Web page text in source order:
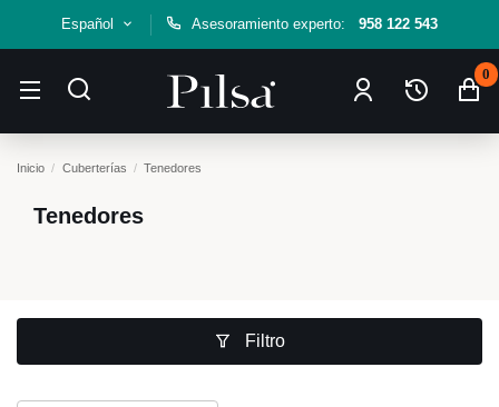
Español Asesoramiento experto: 958 122 543
0
Inicio Cuberterías Tenedores
Tenedores
Filtro